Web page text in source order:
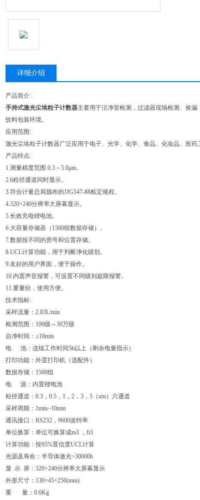
详细介绍
产品简介:
手持式激光尘埃粒子计数器主要用于洁净室检测，过滤器现场检测、捡
饮料包装环境。
应用范围:
激光尘埃粒子计数器广泛应用于电子、光学、化学、食品、化妆品、医药
产品特点:
1.测量精度范围 0.3－5.0μm。
2.6粒径通道同时显示。
3.符合计量总局颁布的JJG547-88检定规程。
4.320×240分辨率大屏幕显示。
5.长效充电锂电池。
6.大容量存储器（1500组数据存储）。
7.数据按不同的房号和位置存储。
8.UCL计算功能，用于判断净化级别。
9.友好的用户界面，便于操作。
10.内置声音报警，可设置不同级别超限报警。
11.重量轻，使用方便。
技术指标:
采样流量：2.83L/min
检测范围：100级～30万级
自净时间：≤10min
电 池：连续工作时间5h以上（剩余电量指示）
打印功能：外置打印机（选配件）
数据存储：1500组
电 源：内置锂电池
粒径通道：0.3，0.5，1，2，3，5（um）六通道
采样周期：1min~10min
通讯接口：RS232，9600波特率
单位换算：单位可换算成m3 ，ft3
计算功能：按95%置信度UCL计算
光源及寿命：半导体激光>30000h
显 示 屏：320×240分辨率大屏幕显示
外形尺寸：130×45×250(mm)
重 量：0.6Kg